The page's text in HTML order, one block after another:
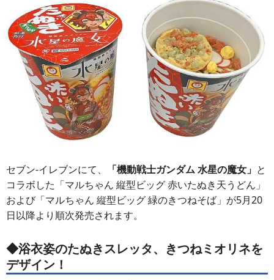
セブン‐イレブンにて、 「機動戦士ガンダム 水星の魔女」 と
コラボした「マルちゃん 縦型ビッグ 赤いたぬき天うどん」
および「マルちゃん 縦型ビッグ 緑のきつねそば」が5月20
日以降より順次発売されます。
◆浴衣姿のたぬきスレッタ、きつねミオリネを
デザイン！